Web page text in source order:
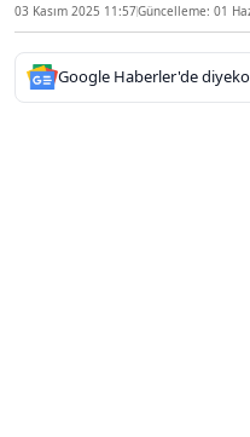
03 Kasım 2025 11:57Güncelleme: 01
Google Haberler'de